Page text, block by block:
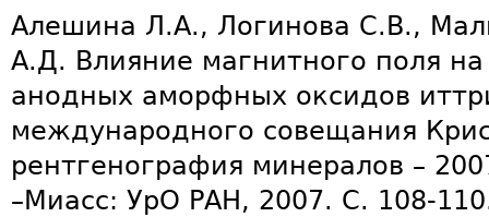
Алешина Л.А., Логинова С.В.,
А.Д. Влияние магнитного поля
анодных аморфных оксидов
международного совещания
рентгенография минералов –
–Миасс: УрО РАН, 2007. С. 108-